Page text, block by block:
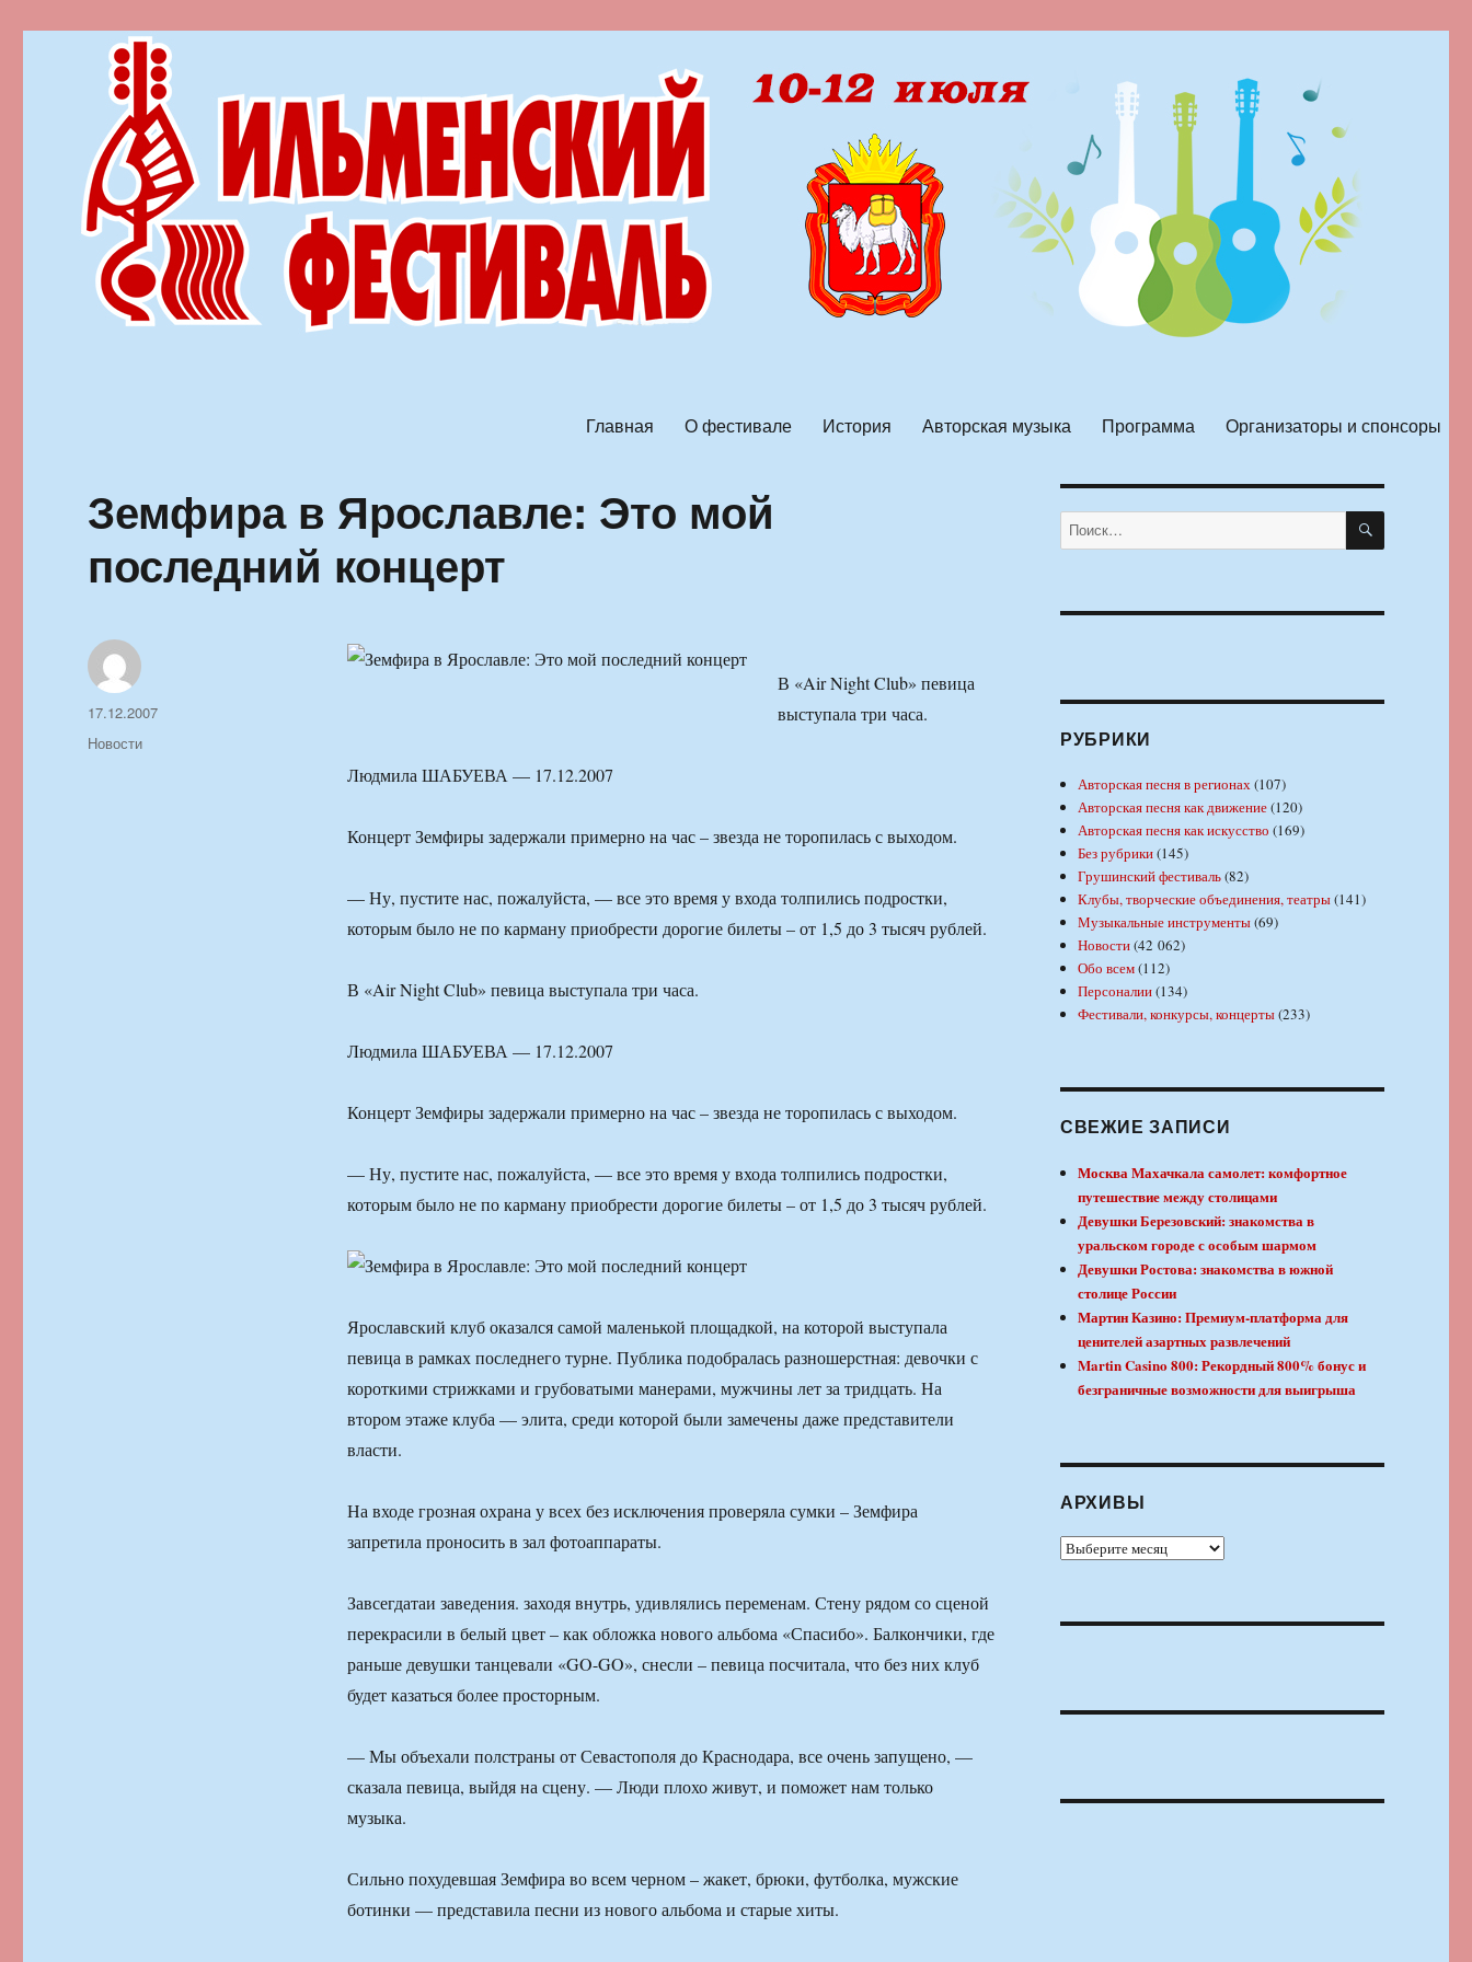
Главная О фестивале История Авторская музыка Программа Организаторы и спонсоры
Земфира в Ярославле: Это мой
последний концерт
В «Air Night Club» певица
выступала три часа.
Людмила ШАБУЕВА — 17.12.2007
Концерт Земфиры задержали примерно на час – звезда не торопилась с выходом.
— Ну, пустите нас, пожалуйста, — все это время у входа толпились подростки,
которым было не по карману приобрести дорогие билеты – от 1,5 до 3 тысяч рублей.
В «Air Night Club» певица выступала три часа.
Людмила ШАБУЕВА — 17.12.2007
Концерт Земфиры задержали примерно на час – звезда не торопилась с выходом.
— Ну, пустите нас, пожалуйста, — все это время у входа толпились подростки,
которым было не по карману приобрести дорогие билеты – от 1,5 до 3 тысяч рублей.
Ярославский клуб оказался самой маленькой площадкой, на которой выступала
певица в рамках последнего турне. Публика подобралась разношерстная: девочки с
короткими стрижками и грубоватыми манерами, мужчины лет за тридцать. На
втором этаже клуба — элита, среди которой были замечены даже представители
власти.
На входе грозная охрана у всех без исключения проверяла сумки – Земфира
запретила проносить в зал фотоаппараты.
Завсегдатаи заведения. заходя внутрь, удивлялись переменам. Стену рядом со сценой
перекрасили в белый цвет – как обложка нового альбома «Спасибо». Балкончики, где
раньше девушки танцевали «GO-GO», снесли – певица посчитала, что без них клуб
будет казаться более просторным.
— Мы объехали полстраны от Севастополя до Краснодара, все очень запущено, —
сказала певица, выйдя на сцену. — Люди плохо живут, и поможет нам только
музыка.
Сильно похудевшая Земфира во всем черном – жакет, брюки, футболка, мужские
ботинки — представила песни из нового альбома и старые хиты.
Автор
Опубликовано
17.12.2007
Рубрики
Новости
Искать: ПОИСК
РУБРИКИ
Авторская песня в регионах(107)
Авторская песня как движение(120)
Авторская песня как искусство (169)
Без рубрики(145)
Грушинский фестиваль(82)
Клубы, творческие объединения, театры(141)
Музыкальные инструменты(69)
Новости(42 062)
Обо всем(112)
Персоналии(134)
Фестивали, конкурсы, концерты(233)
СВЕЖИЕ ЗАПИСИ
Москва Махачкала самолет: комфортное
путешествие между столицами
Девушки Березовский: знакомства в
уральском городе с особым шармом
Девушки Ростова: знакомства в южной
столице России
Мартин Казино: Премиум-платформа для
ценителей азартных развлечений
Martin Casino 800: Рекордный 800% бонус и
безграничные возможности для выигрыша
АРХИВЫ
Архивы